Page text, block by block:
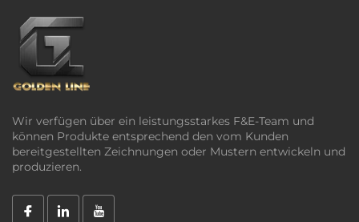
Wir verfügen über ein leistungsstarkes F&E-Team und
können Produkte entsprechend den vom Kunden
bereitgestellten Zeichnungen oder Mustern entwickeln und
produzieren.